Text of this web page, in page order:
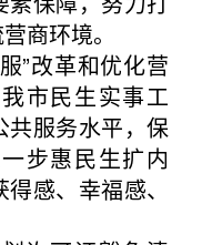
商环境。
改革和优化营
市民生实事工
共服务水平，保
步惠民生扩内
感、幸福感、